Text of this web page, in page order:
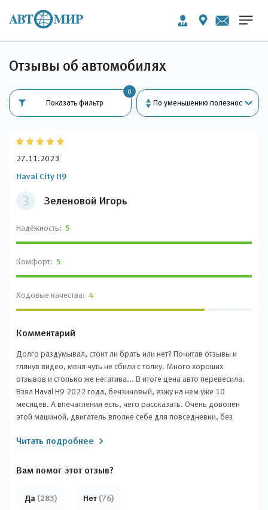
Отзывы об автомобилях
0
Показать фильтр
З Зеленовой Игорь
Haval City H9
27.11.2023
Надёжность: 5
Комфорт: 5
Ходовые качества: 4
Комментарий
Долго раздумывал, стоит ли брать или нет? Почитав отзывы и
глянув видео, меня чуть не сбили с толку. Много хороших
отзывов и столько же негатива... В итоге цена авто перевесила.
Взял Haval H9 2022 года, бензиновый, езжу на нем уже 10
месяцев. А впечатления есть, чего рассказать. Очень доволен
этой машиной, двигатель вполне себе для повседневки, без
ездить спокойно, но о своем выборе не жалею, машина супер!
обозреватели, у меня не было! Кажется, что все эти недостатки
особенность настроек... Есть и минусы, как у любого
Читать подробнее
Вам помог этот отзыв?
Да (283) Нет (76)